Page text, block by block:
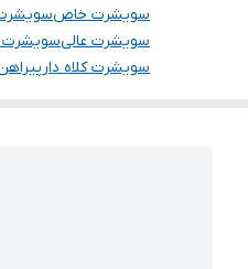
سویشرت خاص
سویشرت عالیسویشرت
سویشرت کلاه دار